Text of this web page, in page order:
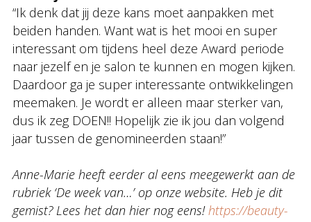
“Ik denk dat jij deze kans moet aanpakken met
beiden handen. Want wat is het mooi en super
interessant om tijdens heel deze Award periode
naar jezelf en je salon te kunnen en mogen kijken.
Daardoor ga je super interessante ontwikkelingen
meemaken. Je wordt er alleen maar sterker van,
dus ik zeg DOEN!! Hopelijk zie ik jou dan volgend
jaar tussen de genomineerden staan!”
Anne-Marie heeft eerder al eens meegewerkt aan de
rubriek ‘De week van…’ op onze website. Heb je dit
gemist? Lees het dan hier nog eens!https://beauty-